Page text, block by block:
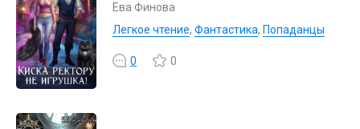
Ева Финова
Легкое чтение, Фантастика, Попаданцы
0 0